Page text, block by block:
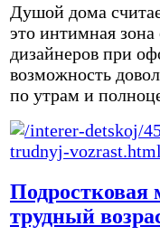
Душой дома
это интимная зона
дизайнеров при
возможность
по утрам и
Подростковая
трудный